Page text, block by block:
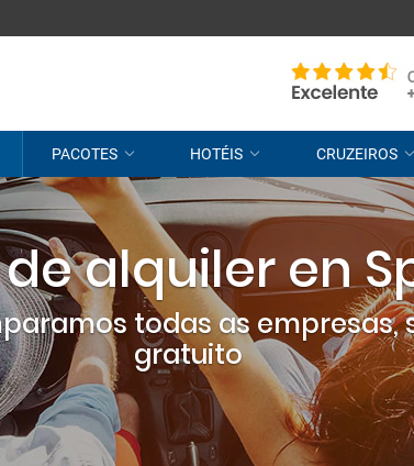
PACOTES HOTÉIS CRUZEIROS
alquiler en
todas as
gratuito